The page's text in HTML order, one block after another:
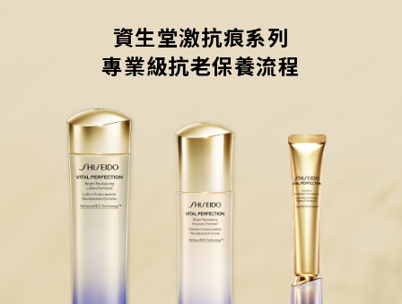
資生堂激抗痕系列
專業級抗老保養流程